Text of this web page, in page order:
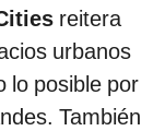
reitera
urbanos
lo posible por
También